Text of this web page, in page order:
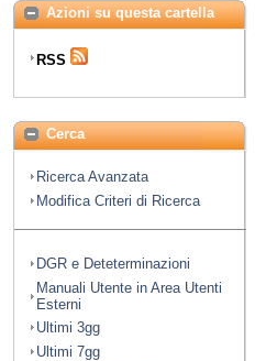
Azioni su questa cartella
RSS
Cerca
Ricerca Avanzata
Modifica Criteri di Ricerca
DGR e Deteterminazioni
Manuali Utente in Area Utenti
Esterni
Ultimi 3gg
Ultimi 7gg